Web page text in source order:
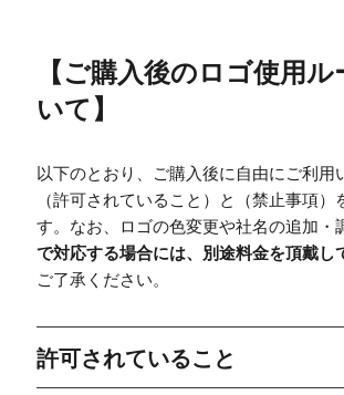
【ご購入後のロゴ使用ル
いて 】
以下のとおり、ご購入後に自由にご利用
（許可されていること）と（禁止事項）
す。なお、ロゴの色変更や社名の追加・
で対応する場合には、別途料金を頂戴し
ご了承ください。
許可されていること